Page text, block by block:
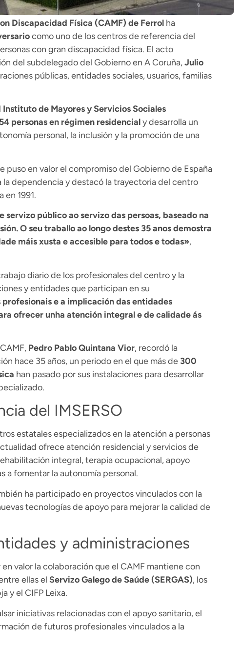
Discapacidad Física (CAMF) de Ferrolha
como uno de los centros de referencia del
con gran discapacidad física. El acto
del subdelegado del Gobierno en A Coruña,Julio
públicas, entidades sociales, usuarios, familias
Instituto de Mayores y Servicios Sociales
54 personas en régimen residencialy desarrolla un
personal, la inclusión y la promoción de una
puso en valor el compromiso del Gobierno de España
dependencia y destacó la trayectoria del centro
en 1991.
servizo público ao servizo das persoas, baseado na
O seu traballo ao longo destes 35 anos demostra
máis xusta e accesible para todos e todas»,
diario de los profesionales del centro y la
y entidades que participan en su
e a implicación das entidades
ofrecer unha atención integral e de calidade ás
Pedro Pablo Quintana Vior, recordó la
hace 35 años, un periodo en el que más de 300
han pasado por sus instalaciones para desarrollar
del IMSERSO
estatales especializados en la atención a personas
ofrece atención residencial y servicios de
integral, terapia ocupacional, apoyo
a fomentar la autonomía personal.
ha participado en proyectos vinculados con la
tecnologías de apoyo para mejorar la calidad de
y administraciones
valor la colaboración que el CAMF mantiene con
ellas el Servizo Galego de Saúde (SERGAS), los
y el CIFP Leixa.
iniciativas relacionadas con el apoyo sanitario, el
de futuros profesionales vinculados a la